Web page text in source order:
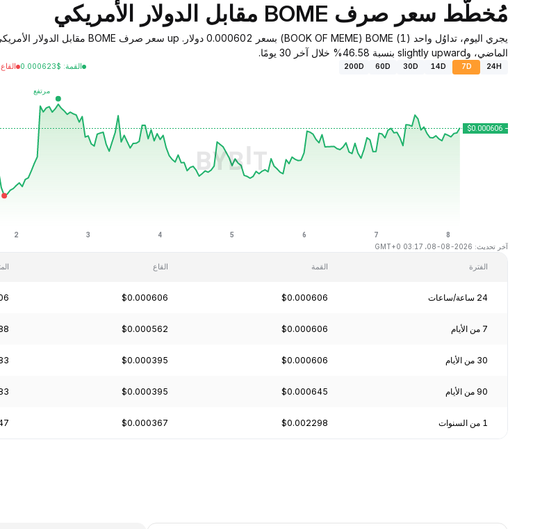
مُخطَّط سعر صرف BOME مقابل الدولار الأمريكي
الماضي، وslightly upward بنسبة 46.58% خلال آخر 30 يومًا.
24H
7D
14D
30D
60D
200D القمة:
$
0.000623 القاع
آخر تحديث: 2026-08-08، 03:17 GMT+0
الفترة القمة القاع
24 ساعة/ساعات $0.000606
$0.000606
7 من الأيام $0.000606
$0.000562
30 من الأيام $0.000606
$0.000395
90 من الأيام $0.000645
$0.000395
1 من السنوات $0.002298
$0.000367